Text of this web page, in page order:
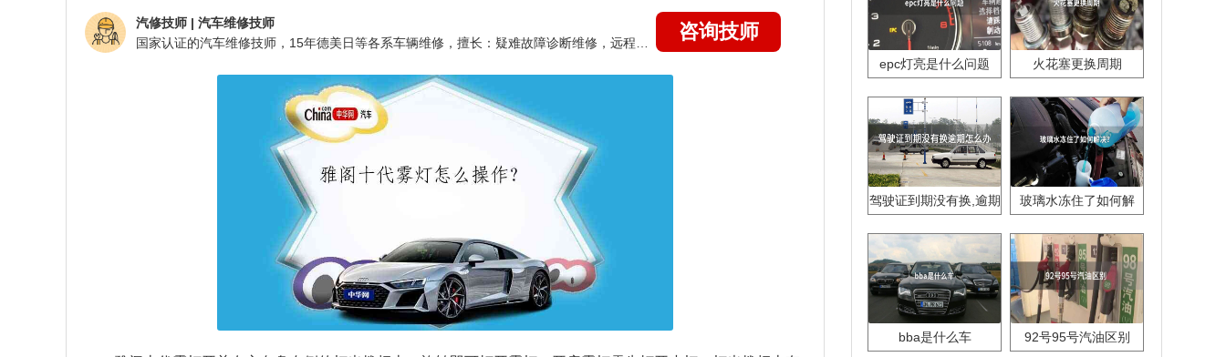
汽修技师 | 汽车维修技师
咨询技师
epc灯亮是什么问题 火花塞更换周期
驾驶证到期没有换,逾期
玻璃水冻住了如何解
bba是什么车 92号95号汽油区别